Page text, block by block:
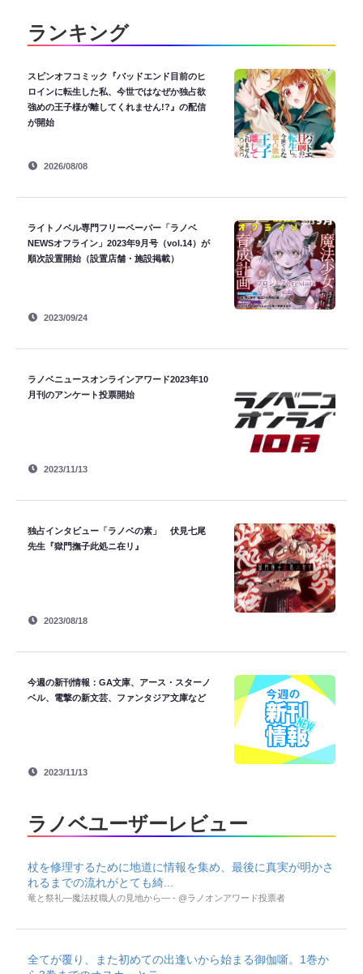
ランキング
スピンオフコミック『バッドエンド目前のヒ
ロインに転生した私、今世ではなぜか独占欲
強めの王子様が離してくれません!?』の配信
が開始
2026/08/08
ライトノベル専門フリーペーパー「ラノベ
NEWSオフライン」2023年9月号（vol.14）が
順次設置開始（設置店舗・施設掲載）
2023/09/24
ラノベニュースオンラインアワード2023年10
月刊のアンケート投票開始
2023/11/13
独占インタビュー「ラノベの素」 伏見七尾
先生『獄門撫子此処ニ在リ』
2023/08/18
今週の新刊情報：GA文庫、アース・スターノ
ベル、電撃の新文芸、ファンタジア文庫など
2023/11/13
ラノベユーザーレビュー
杖を修理するために地道に情報を集め、最後に真実が明かさ
れるまでの流れがとても綺...
竜と祭礼―魔法杖職人の見地から― - @ラノオンアワード投票者
全てが覆り、また初めての出逢いから始まる御伽噺。1巻か